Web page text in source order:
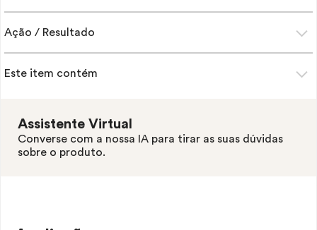
Ação / Resultado
Este item contém
Assistente Virtual
Converse com a nossa IA para tirar as suas dúvidas
sobre o produto.